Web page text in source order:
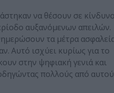
να θέσουν σε κίνδυνο
αυξανόμενων απειλών.
τα μέτρα
Αυτό ισχύει κυρίως για το
στην ψηφιακή γενιά και
πολλούς από